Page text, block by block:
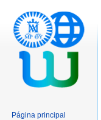
Página principal